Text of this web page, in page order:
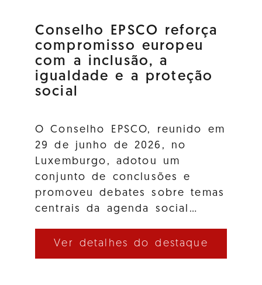
Conselho EPSCO reforça
compromisso europeu
com a inclusão, a
igualdade e a proteção
social
O Conselho EPSCO, reunido em
29 de junho de 2026, no
Luxemburgo, adotou um
conjunto de conclusões e
promoveu debates sobre temas
centrais da agenda social…
Ver detalhes do destaque